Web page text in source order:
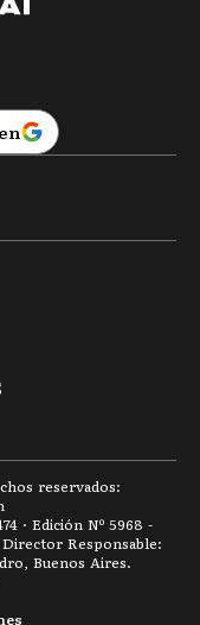
reservados:
· Edición Nº 5968 -
Responsable:
Buenos Aires.